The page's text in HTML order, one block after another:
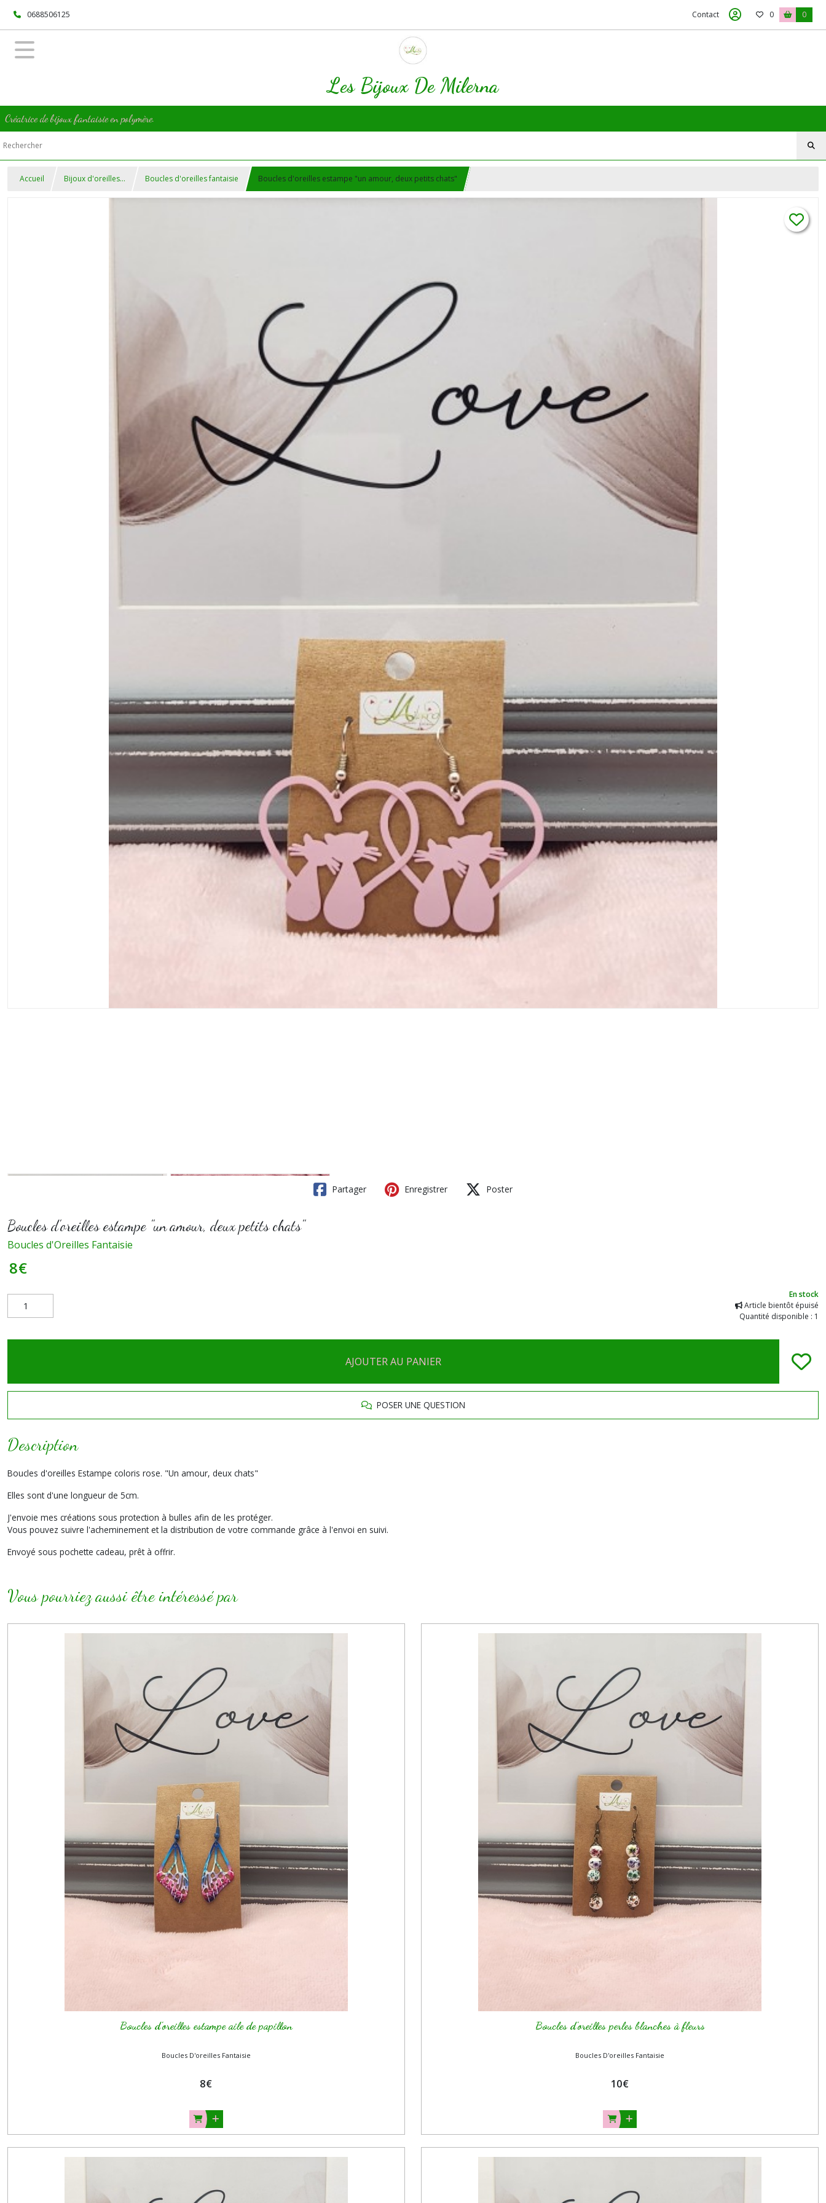
0688506125 Contact 0 0
Les Bijoux De Milerna
Créatrice de bijoux fantaisie en polymère.
Accueil Bijoux d'oreilles... Boucles d'oreilles fantaisie Boucles d'oreilles estampe "un amour, deux petits chats"
Partager Enregistrer Poster
Boucles d'oreilles estampe "un amour, deux petits chats"
Boucles d'Oreilles Fantaisie
8€
En stock
Article bientôt épuisé
Quantité disponible : 1
AJOUTER AU PANIER
POSER UNE QUESTION
Description
Boucles d'oreilles Estampe coloris rose. "Un amour, deux chats"
Elles sont d'une longueur de 5cm.
J'envoie mes créations sous protection à bulles afin de les protéger.
Vous pouvez suivre l'acheminement et la distribution de votre commande grâce à l'envoi en suivi.
Envoyé sous pochette cadeau, prêt à offrir.
Vous pourriez aussi être intéressé par
Boucles d'oreilles estampe aile de papillon
Boucles D'oreilles Fantaisie
8€
Boucles d'oreilles perles blanches à fleurs
Boucles D'oreilles Fantaisie
10€